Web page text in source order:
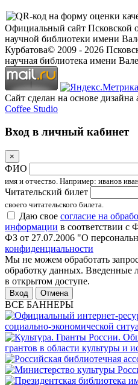
Официальный сайт Псковской
научной библиотеки имени
Курбатова© 2009 - 2026
научная библиотека имени
Сайт сделан на основе дизайна
Coffee Studio
Вход в личный кабинет
×
ФИО
имя и отчество. Например: иванов
Читательский билет
своего читательского билета.
Даю свое согласие на
информации в соответствии
ФЗ от 27.07.2006 "О
конфиденциальности
Мы не можем обработать
обработку данных. Введенные
в открытом доступе.
Отмена
ВСЕ БАННЕРЫ